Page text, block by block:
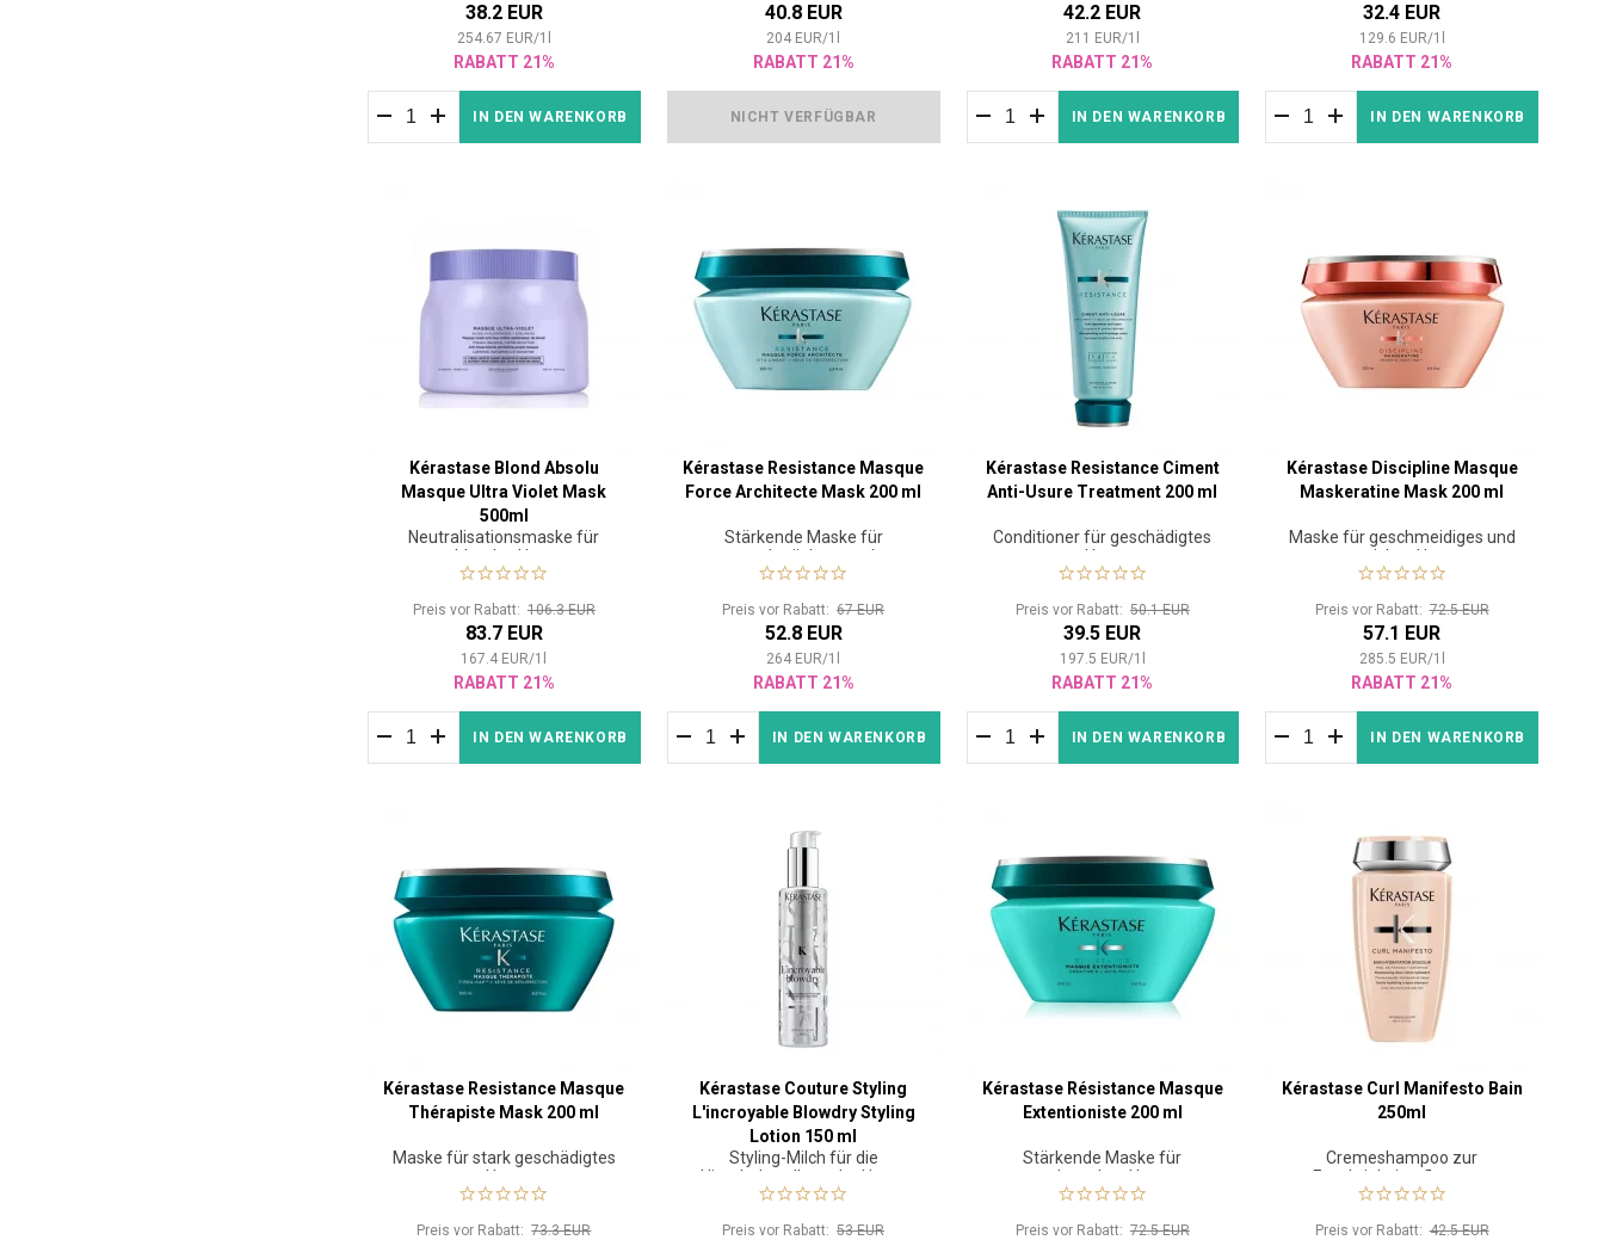
38.2 EUR
254.67 EUR/1
RABATT 21%
IN DEN WARENKORB
40.8 EUR
204 EUR/1
RABATT 21%
NICHT VERFÜGBAR
42.2 EUR
211 EUR/1
RABATT 21%
IN DEN WARENKORB
32.4 EUR
129.6 EUR/1
RABATT 21%
IN DEN WARENKORB
Kérastase Blond Absolu
Masque Ultra Violet Mask
500ml
Neutralisationsmaske für
blondes Haar
Preis vor Rabatt: 106.3 EUR
83.7 EUR
167.4 EUR/1
RABATT 21%
IN DEN WARENKORB
Kérastase Resistance Masque
Force Architecte Mask 200 ml
Stärkende Maske für
geschwächtes und
geschädigtes Haar
Preis vor Rabatt:67 EUR
52.8 EUR
264 EUR/1
RABATT 21%
IN DEN WARENKORB
Kérastase Resistance Ciment
Anti-Usure Treatment 200 ml
Conditioner für geschädigtes
Haar
Preis vor Rabatt: 50.1 EUR
39.5 EUR
197.5 EUR/1
RABATT 21%
IN DEN WARENKORB
Kérastase Discipline Masque
Maskeratine Mask 200 ml
Maske für geschmeidiges und
weiches Haar
Preis vor Rabatt:72.5 EUR
57.1 EUR
285.5 EUR/1
RABATT 21%
IN DEN WARENKORB
Kérastase Resistance Masque
Thérapiste Mask 200 ml
Maske für stark geschädigtes
Haar
Preis vor Rabatt:73.3 EUR
Kérastase Couture Styling
L'incroyable Blowdry Styling
Lotion 150 ml
Styling-Milch für die
Hitzebehandlung der Haare
Preis vor Rabatt:53 EUR
Kérastase Résistance Masque
Extentioniste 200 ml
Stärkende Maske für
schwaches Haar
Preis vor Rabatt: 72.5 EUR
Kérastase Curl Manifesto Bain
250ml
Cremeshampoo zur
Feuchtigkeitspflege von
lockigem Haar
Preis vor Rabatt:42.5 EUR